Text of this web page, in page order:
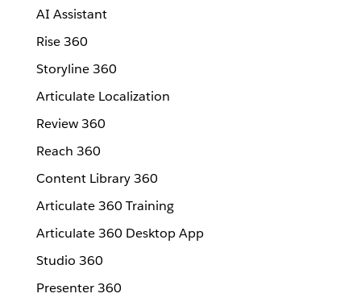
AI Assistant
Rise 360
Storyline 360
Articulate Localization
Review 360
Reach 360
Content Library 360
Articulate 360 Training
Articulate 360 Desktop App
Studio 360
Presenter 360